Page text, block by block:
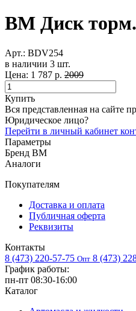
BM Диск
Арт.: BDV254
в наличии 3 шт. ​
Цена: 1 787 р. 2009
Купить
Вся представленная на сайте
Юридическое лицо?
Перейти в личный кабинет
Параметры
Бренд BM
Аналоги
Покупателям
Доставка и оплата
Публичная оферта
Реквизиты
Контакты
8 (473) 220-57-75 Опт 8 (473)
График работы:
пн-пт 08:30-16:00
Каталог